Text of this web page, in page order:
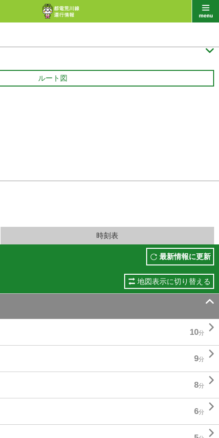

ルート図
時刻表
最新情報に更新
地図表示に切り替える

10分 
9分 
8分 
6分 
